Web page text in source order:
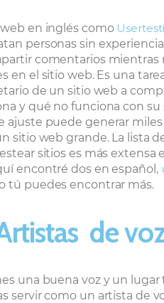
en inglés como
personas sin
comentarios mientras
en el sitio web. Es una
de un sitio web a
y qué no funciona con su
ajuste puede generar
sitio web grande. La lista
sitios es más extensa
encontré dos en español,
tú puedes encontrar más.
de
una buena voz y un
servir como un artista de